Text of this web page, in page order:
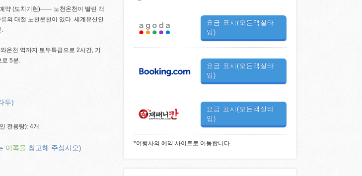
약 (도치기현)―― 노천온천이 딸린 객
의 대절 노천온천이 있다. 세계유산인
.
온천 역까지 토부특급으로 2시간, 기
로 5분.
투)
전용탕): 4개
이쪽을 참고해 주십시오)
요금 표시(모든객실타
입)
요금 표시(모든객실타
입)
요금 표시(모든객실타
입)
*여행사의 예약 사이트로 이동합니다.